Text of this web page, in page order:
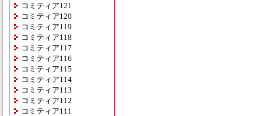
コミティア121
コミティア120
コミティア119
コミティア118
コミティア117
コミティア116
コミティア115
コミティア114
コミティア113
コミティア112
コミティア111